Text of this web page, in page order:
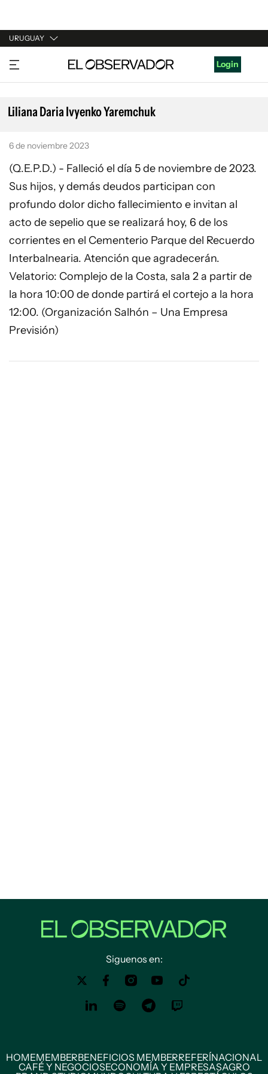
URUGUAY
URUGUAY
ARGENTINA
ESPAÑA
Login
Liliana Daria Ivyenko Yaremchuk
6 de noviembre 2023
(Q.E.P.D.) - Falleció el día 5 de noviembre de 2023.
Sus hijos, y demás deudos participan con
profundo dolor dicho fallecimiento e invitan al
acto de sepelio que se realizará hoy, 6 de los
corrientes en el Cementerio Parque del Recuerdo
Interbalnearia. Atención que agradecerán.
Velatorio: Complejo de la Costa, sala 2 a partir de
la hora 10:00 de donde partirá el cortejo a la hora
12:00. (Organización Salhón – Una Empresa
Previsión)
Siguenos en:
HOMEMEMBERBENEFICIOS MEMBERREFERÍNACIONAL
CAFÉ Y NEGOCIOSECONOMÍA Y EMPRESASAGRO